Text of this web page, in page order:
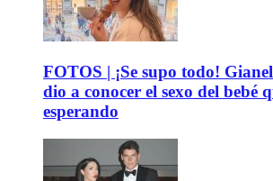
FOTOS | ¡Se supo todo!
dio a conocer el sexo del bebé
esperando